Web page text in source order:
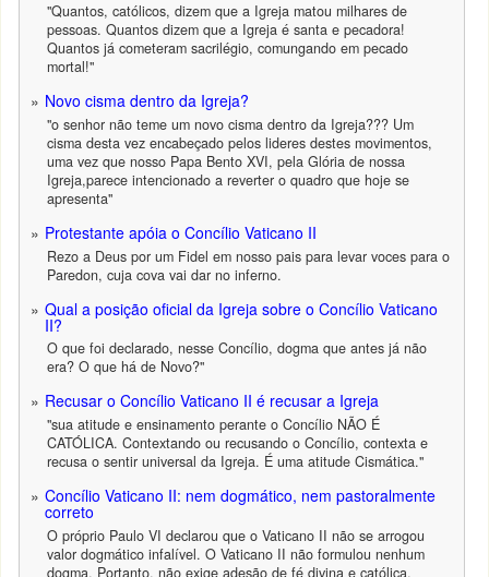
"Quantos, católicos, dizem que a Igreja matou milhares de
pessoas. Quantos dizem que a Igreja é santa e pecadora!
Quantos já cometeram sacrilégio, comungando em pecado
mortal!"
Novo cisma dentro da Igreja?
"o senhor não teme um novo cisma dentro da Igreja??? Um
cisma desta vez encabeçado pelos lideres destes movimentos,
uma vez que nosso Papa Bento XVI, pela Glória de nossa
Igreja,parece intencionado a reverter o quadro que hoje se
apresenta"
Protestante apóia o Concílio Vaticano II
Rezo a Deus por um Fidel em nosso pais para levar voces para o
Paredon, cuja cova vai dar no inferno.
Qual a posição oficial da Igreja sobre o Concílio Vaticano
II?
O que foi declarado, nesse Concílio, dogma que antes já não
era? O que há de Novo?"
Recusar o Concílio Vaticano II é recusar a Igreja
"sua atitude e ensinamento perante o Concílio NÃO É
CATÓLICA. Contextando ou recusando o Concílio, contexta e
recusa o sentir universal da Igreja. É uma atitude Cismática."
Concílio Vaticano II: nem dogmático, nem pastoralmente
correto
O próprio Paulo VI declarou que o Vaticano II não se arrogou
valor dogmático infalível. O Vaticano II não formulou nenhum
dogma. Portanto, não exige adesão de fé divina e católica,